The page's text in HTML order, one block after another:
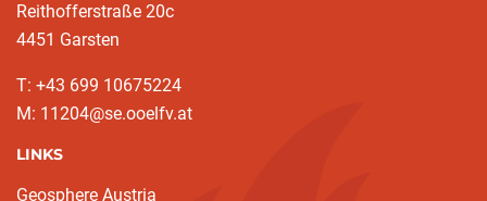
Reithofferstraße 20c
4451 Garsten
T: ‭+43 699 10675224‬
M: 11204@se.ooelfv.at
LINKS
Geosphere Austria